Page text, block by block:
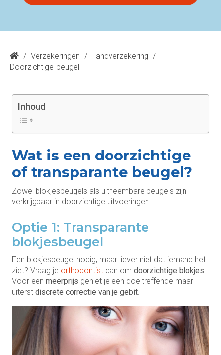
/ Verzekeringen / Tandverzekering /
Doorzichtige-beugel
Inhoud
Wat is een doorzichtige
of transparante beugel?
Zowel blokjesbeugels als uitneembare beugels zijn
verkrijgbaar in doorzichtige uitvoeringen.
Optie 1: Transparante
blokjesbeugel
Een blokjesbeugel nodig, maar liever niet dat iemand het
ziet? Vraag je orthodontist dan om doorzichtige blokjes
Voor een meerprijs geniet je een doeltreffende maar
uiterst discrete correctie van je gebit